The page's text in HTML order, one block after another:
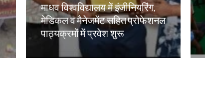
माधव विश्वविद्यालय में इंजीनियरिंग,
मेडिकल व मैनेजमेंट सहित प्रोफेशनल
पाठ्यक्रमों में प्रवेश शुरू